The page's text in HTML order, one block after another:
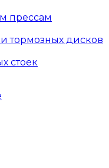
прессам
тормозных дисков
стоек